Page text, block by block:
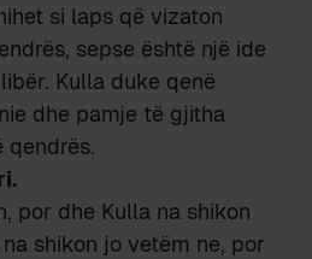
si laps që vizaton
sepse është një ide
Kulla duke qenë
dhe pamje të gjitha
por dhe Kulla na shikon
shikon jo vetëm ne, por